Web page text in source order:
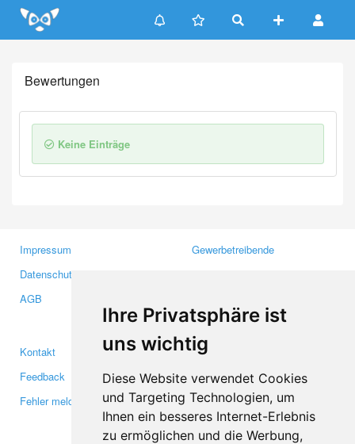
Ihre Privatsphäre ist
uns wichtig
Diese Website verwendet Cookies
und Targeting Technologien, um
Ihnen ein besseres Internet-Erlebnis
zu ermöglichen und die Werbung,
Update cookies preferences
Bewertungen
Keine Einträge
Impressum
Datenschutzerklärung
AGB
Gewerbetreibende
Medien
Kontakt
Feedback
Fehler melden
Facebook
Twitter
YouTube
Google+